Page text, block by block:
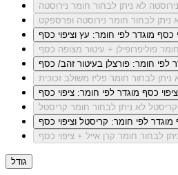
נירוסטה לא ניתן לבחור חומר נירוסטה
ניתן לבחור חומר נירוסטה ופרספקט
כסף מוגדר לפי חומר: עץ וציפוי כסף
פוליפרופילן + עיטור מצופה כסף
לפי חומר: פורצלן בעיטור זהב/ כסף
ניתן לבחור חומר פליז משולב זכוכית
ציפוי כסף מוגדר לפי חומר: ציפוי כסף
קריסטל לא ניתן לבחור חומר קריסטל
מוגדר לפי חומר: קריסטל וציפוי כסף
לבחור חומר קרן אייל + ציפוי כסף
גודל